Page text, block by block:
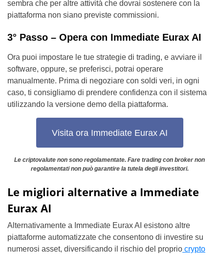
sembra che per altre attività che dovrai sostenere con la
piattaforma non siano previste commissioni.
3° Passo – Opera con Immediate Eurax AI
Ora puoi impostare le tue strategie di trading, e avviare il
software, oppure, se preferisci, potrai operare
manualmente. Prima di negoziare con soldi veri, in ogni
caso, ti consigliamo di prendere confidenza con il sistema
utilizzando la versione demo della piattaforma.
Visita ora Immediate Eurax AI
Le criptovalute non sono regolamentate. Fare trading con broker non
regolamentati non può garantire la tutela degli investitori.
Le migliori alternative a Immediate
Eurax AI
Alternativamente a Immediate Eurax AI esistono altre
piattaforme automatizzate che consentono di investire su
numerosi asset, diversificando il rischio del proprio crypto